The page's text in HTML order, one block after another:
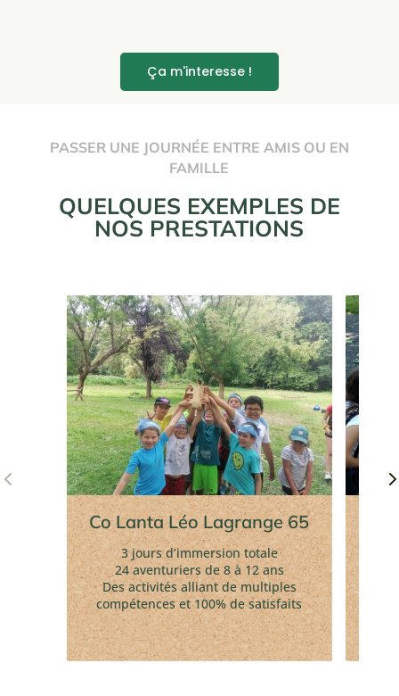
Ça m'interesse !
PASSER UNE JOURNÉE ENTRE AMIS OU EN
FAMILLE
QUELQUES EXEMPLES DE
NOS PRESTATIONS
Co Lanta Léo Lagrange 65
3 jours d’immersion totale
24 aventuriers de 8 à 12 ans
Des activités alliant de multiples
compétences et 100% de satisfaits